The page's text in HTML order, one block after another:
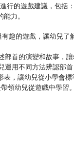
的遊戲建議，包括
力。
趣的遊戲，讓幼兒了
首的演變和故事，讓
用不同方法辨認部
，讓幼兒從小學會標
領幼兒從遊戲中學習。